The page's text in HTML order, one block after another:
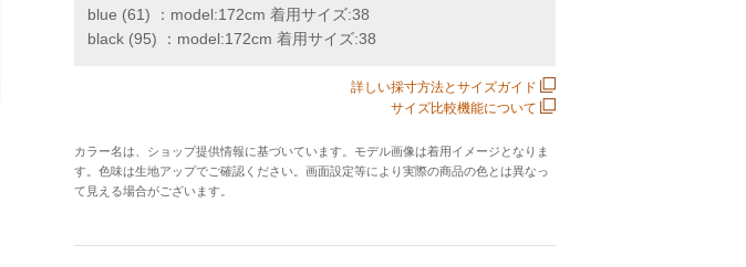
blue (61) ：model:172cm 着用サイズ:38
black (95) ：model:172cm 着用サイズ:38
詳しい採寸方法とサイズガイド
サイズ比較機能について
カラー名は、ショップ提供情報に基づいています。モデル画像は着用イメージとなりま
す。色味は生地アップでご確認ください。画面設定等により実際の商品の色とは異なっ
て見える場合がございます。